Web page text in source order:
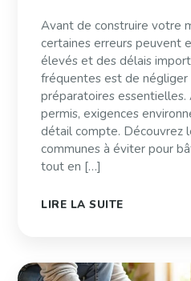
Avant de construire votre
certaines erreurs peuvent
élevés et des délais
fréquentes est de
préparatoires essentielles.
permis, exigences
détail compte. Découvrez
communes à éviter pour
tout en […]
LIRE LA SUITE